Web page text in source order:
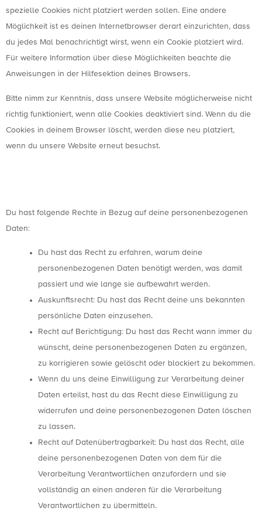
spezielle Cookies nicht platziert werden sollen. Eine andere
Möglichkeit ist es deinen Internetbrowser derart einzurichten, dass
du jedes Mal benachrichtigt wirst, wenn ein Cookie platziert wird.
Für weitere Information über diese Möglichkeiten beachte die
Anweisungen in der Hilfesektion deines Browsers.
Bitte nimm zur Kenntnis, dass unsere Website möglicherweise nicht
richtig funktioniert, wenn alle Cookies deaktiviert sind. Wenn du die
Cookies in deinem Browser löscht, werden diese neu platziert,
wenn du unsere Website erneut besuchst.
Du hast folgende Rechte in Bezug auf deine personenbezogenen
Daten:
Du hast das Recht zu erfahren, warum deine
personenbezogenen Daten benötigt werden, was damit
passiert und wie lange sie aufbewahrt werden.
Auskunftsrecht: Du hast das Recht deine uns bekannten
persönliche Daten einzusehen.
Recht auf Berichtigung: Du hast das Recht wann immer du
wünscht, deine personenbezogenen Daten zu ergänzen,
zu korrigieren sowie gelöscht oder blockiert zu bekommen.
Wenn du uns deine Einwilligung zur Verarbeitung deiner
Daten erteilst, hast du das Recht diese Einwilligung zu
widerrufen und deine personenbezogenen Daten löschen
zu lassen.
Recht auf Datenübertragbarkeit: Du hast das Recht, alle
deine personenbezogenen Daten von dem für die
Verarbeitung Verantwortlichen anzufordern und sie
vollständig an einen anderen für die Verarbeitung
Verantwortlichen zu übermitteln.